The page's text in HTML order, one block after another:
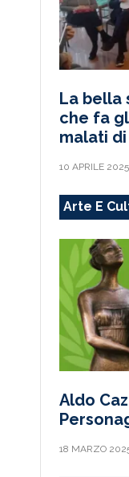
La bella
che fa
malati
10 APRILE 2025
Arte E
Aldo
18 MARZO